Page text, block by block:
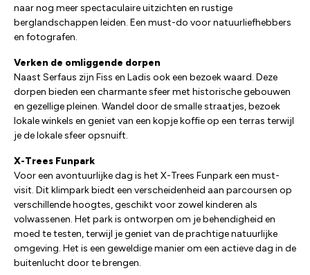
naar nog meer spectaculaire uitzichten en rustige
berglandschappen leiden. Een must-do voor natuurliefhebbers
en fotografen.
Verken de omliggende dorpen
Naast Serfaus zijn Fiss en Ladis ook een bezoek waard. Deze
dorpen bieden een charmante sfeer met historische gebouwen
en gezellige pleinen. Wandel door de smalle straatjes, bezoek
lokale winkels en geniet van een kopje koffie op een terras terwijl
je de lokale sfeer opsnuift.
X-Trees Funpark
Voor een avontuurlijke dag is het X-Trees Funpark een must-
visit. Dit klimpark biedt een verscheidenheid aan parcoursen op
verschillende hoogtes, geschikt voor zowel kinderen als
volwassenen. Het park is ontworpen om je behendigheid en
moed te testen, terwijl je geniet van de prachtige natuurlijke
omgeving. Het is een geweldige manier om een actieve dag in de
buitenlucht door te brengen.